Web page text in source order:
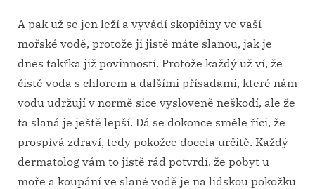
A pak už se jen leží a vyvádí skopičiny ve vaší
mořské vodě, protože ji jistě máte slanou, jak je
dnes takřka již povinností. Protože každý už ví, že
čistě voda s chlorem a dalšími přísadami, které nám
vodu udržují v normě sice vysloveně neškodí, ale že
ta slaná je ještě lepší. Dá se dokonce směle říci, že
prospívá zdraví, tedy pokožce docela určitě. Každý
dermatolog vám to jistě rád potvrdí, že pobyt u
moře a koupání ve slané vodě je na lidskou pokožku